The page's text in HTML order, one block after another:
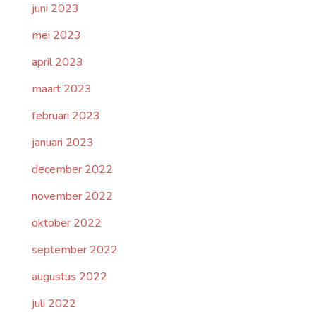
juni 2023
mei 2023
april 2023
maart 2023
februari 2023
januari 2023
december 2022
november 2022
oktober 2022
september 2022
augustus 2022
juli 2022